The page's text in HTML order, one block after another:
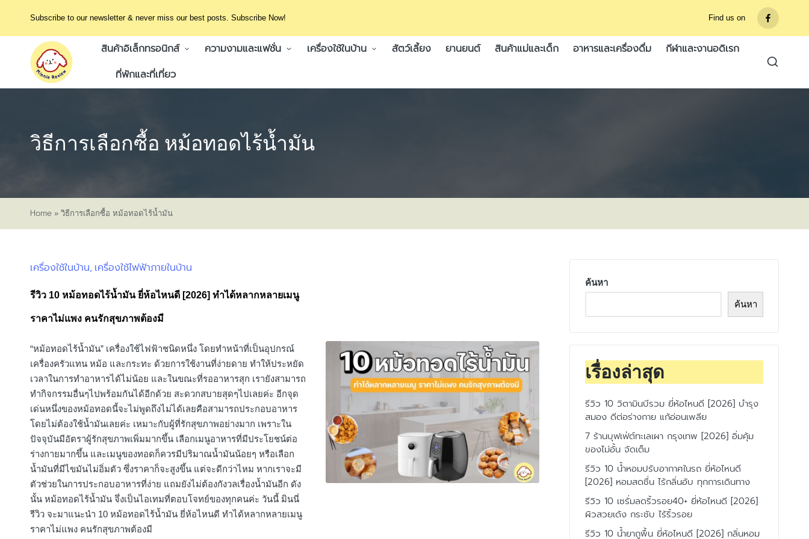
Subscribe to our newsletter & never miss our best posts. Subscribe Now! Find us on
รายการ
เมนู
สินค้าอิเล็กทรอนิกส์ ความงามและแฟชั่น เครื่องใช้ในบ้าน สัตว์เลี้ยง ยานยนต์ สินค้าแม่และเด็ก อาหารและเครื่องดื่ม
กีฬาและงานอดิเรก
ที่พักและที่เที่ยว
วิธีการเลือกซื้อ หม้อทอดไร้น้ำมัน
Home » วิธีการเลือกซื้อ หม้อทอดไร้น้ำมัน
Posted
เครื่องใช้ในบ้าน เครื่องใช้ไฟฟ้าภายในบ้าน
รีวิว 10 หม้อทอดไร้น้ำมัน ยี่ห้อไหนดี [2026] ทำได้หลากหลายเมนู
ราคาไม่แพง คนรักสุขภาพต้องมี
“หม้อทอดไร้น้ำมัน” เครื่องใช้ไฟฟ้าชนิดหนึ่ง โดยทำหน้าที่เป็นอุปกรณ์
เครื่องครัวแทน หม้อ และกระทะ ด้วยการใช้งานที่ง่ายดาย ทำให้ประหยัด
เวลาในการทำอาหารได้ไม่น้อย และในขณะที่รออาหารสุก เรายังสามารถ
ทำกิจกรรมอื่นๆไปพร้อมกันได้อีกด้วย สะดวกสบายสุดๆไปเลยค่ะ อีกจุด
เด่นหนึ่งของหม้อทอดนี้จะไม่พูดถึงไม่ได้เลยคือสามารถประกอบอาหาร
โดยไม่ต้องใช้น้ำมันเลยค่ะ เหมาะกับผู้ที่รักสุขภาพอย่างมาก เพราะใน
ปัจจุบันมีอัตราผู้รักสุขภาพเพิ่มมากขึ้น เลือกเมนูอาหารที่มีประโยชน์ต่อ
ร่างกายมากขึ้น และเมนูของทอดก็ควรมีปริมาณน้ำมันน้อยๆ หรือเลือก
น้ำมันที่มีไขมันไม่อิ่มตัว ซึ่งราคาก็จะสูงขึ้น แต่จะดีกว่าไหม หากเราจะมี
ตัวช่วยในการประกอบอาหารที่ง่าย แถมยังไม่ต้องกังวลเรื่องน้ำมันอีก ดัง
นั้น หม้อทอดไร้น้ำมัน จึ่งเป็นไอเทมที่ตอบโจทย์ของทุกคนค่ะ วันนี้ มินนี่
รีวิว จะมาแนะนำ 10 หม้อทอดไร้น้ำมัน ยี่ห้อไหนดี ทำได้หลากหลายเมนู
ราคาไม่แพง คนรักสุขภาพต้องมี
ค้นหา
ค้นหา
เรื่องล่าสุด
รีวิว 10 วิตามินบีรวม ยี่ห้อไหนดี [2026] บำรุง
สมอง ดีต่อร่างกาย แก้อ่อนเพลีย
7 ร้านบุฟเฟ่ต์ทะเลเผา กรุงเทพ [2026] อิ่มคุ้ม
ของไม่อั้น จัดเต็ม
รีวิว 10 น้ำหอมปรับอากาศในรถ ยี่ห้อไหนดี
[2026] หอมสดชื่น ไร้กลิ่นอับ ทุกการเดินทาง
รีวิว 10 เซรั่มลดริ้วรอย40+ ยี่ห้อไหนดี [2026]
ผิวสวยเด้ง กระชับ ไร้ริ้วรอย
รีวิว 10 น้ำยาถูพื้น ยี่ห้อไหนดี [2026] กลิ่นหอม